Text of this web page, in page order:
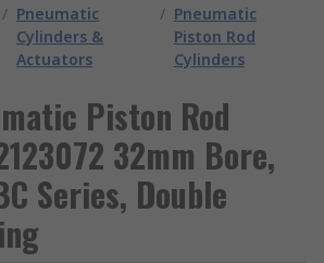
/ Pneumatic
Cylinders &
Actuators
/ Pneumatic
Piston Rod
Cylinders
Piston Rod
32mm Bore,
Series, Double